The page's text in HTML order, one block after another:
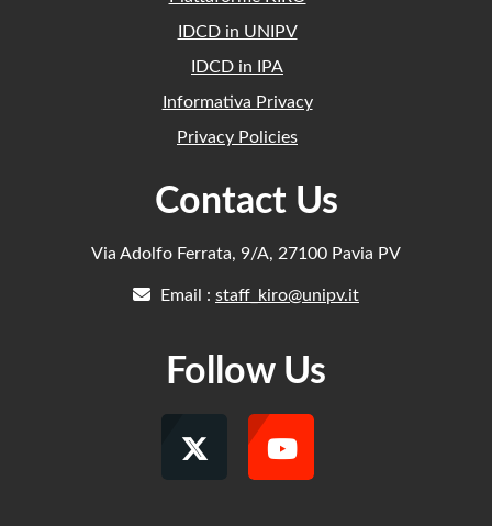
IDCD in UNIPV
IDCD in IPA
Informativa Privacy
Privacy Policies
Contact Us
Via Adolfo Ferrata, 9/A, 27100 Pavia PV
Email : staff_kiro@unipv.it
Follow Us